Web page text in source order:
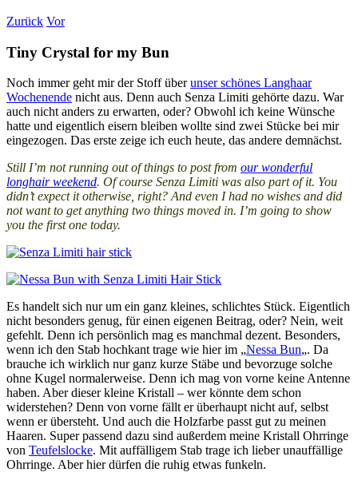
Zurück Vor
Tiny Crystal for my Bun
Noch immer geht mir der Stoff überunser schönes Langhaar
Wochenende nicht aus. Denn auch Senza Limiti gehörte dazu. War
auch nicht anders zu erwarten, oder? Obwohl ich keine Wünsche
hatte und eigentlich eisern bleiben wollte sind zwei Stücke bei mir
eingezogen. Das erste zeige ich euch heute, das andere demnächst.
Still I’m not running out of things to post from our wonderful
longhair weekend. Of course Senza Limiti was also part of it. You
didn’t expect it otherwise, right? And even I had no wishes and did
not want to get anything two things moved in. I’m going to show
you the first one today.
Es handelt sich nur um ein ganz kleines, schlichtes Stück. Eigentlich
nicht besonders genug, für einen eigenen Beitrag, oder? Nein, weit
gefehlt. Denn ich persönlich mag es manchmal dezent. Besonders,
wenn ich den Stab hochkant trage wie hier im „Nessa Bun„. Da
brauche ich wirklich nur ganz kurze Stäbe und bevorzuge solche
ohne Kugel normalerweise. Denn ich mag von vorne keine Antenne
haben. Aber dieser kleine Kristall – wer könnte dem schon
widerstehen? Denn von vorne fällt er überhaupt nicht auf, selbst
wenn er übersteht. Und auch die Holzfarbe passt gut zu meinen
Haaren. Super passend dazu sind außerdem meine Kristall Ohrringe
von Teufelslocke. Mit auffälligem Stab trage ich lieber unauffällige
Ohrringe. Aber hier dürfen die ruhig etwas funkeln.